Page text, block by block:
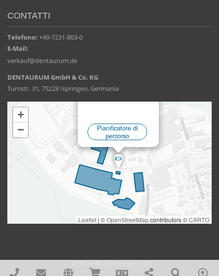
CONTATTI
Telefono: +49-7231-803-0
E-Mail:
verkauf@dentaurum.de
DENTAURUM GmbH & Co. KG
Turnstr. 31, 75228 Ispringen, Germania